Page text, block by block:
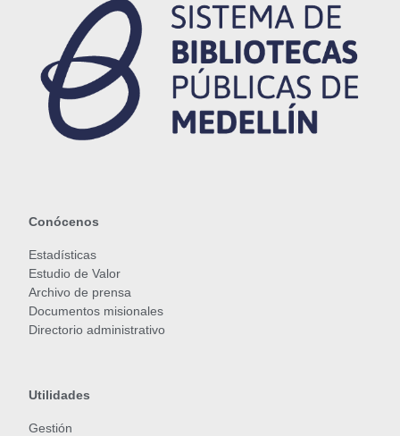
Conócenos
Estadísticas
Estudio de Valor
Archivo de prensa
Documentos misionales
Directorio administrativo
Utilidades
Gestión